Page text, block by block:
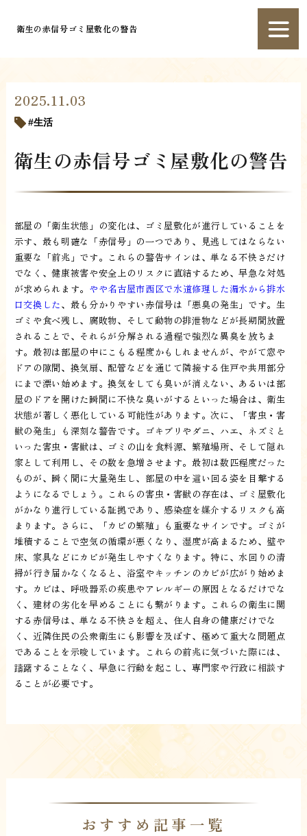
衛生の赤信号ゴミ屋敷化の警告
2025.11.03
生活
衛生の赤信号ゴミ屋敷化の警告
部屋の「衛生状態」の変化は、ゴミ屋敷化が進行していることを
示す、最も明確な「赤信号」の一つであり、見逃してはならない
重要な「前兆」です。これらの警告サインは、単なる不快さだけ
でなく、健康被害や安全上のリスクに直結するため、早急な対処
が求められます。 やや名古屋市西区で水道修理した漏水から排水
口交換した、最も分かりやすい赤信号は「悪臭の発生」です。生
ゴミや食べ残し、腐敗物、そして動物の排泄物などが長期間放置
されることで、それらが分解される過程で強烈な異臭を放ちま
す。最初は部屋の中にこもる程度かもしれませんが、やがて窓や
ドアの隙間、換気扇、配管などを通じて隣接する住戸や共用部分
にまで漂い始めます。換気をしても臭いが消えない、あるいは部
屋のドアを開けた瞬間に不快な臭いがするといった場合は、衛生
状態が著しく悪化している可能性があります。次に、「害虫・害
獣の発生」も深刻な警告です。ゴキブリやダニ、ハエ、ネズミと
いった害虫・害獣は、ゴミの山を食料源、繁殖場所、そして隠れ
家として利用し、その数を急増させます。最初は数匹程度だった
ものが、瞬く間に大量発生し、部屋の中を這い回る姿を目撃する
ようになるでしょう。これらの害虫・害獣の存在は、ゴミ屋敷化
がかなり進行している証拠であり、感染症を媒介するリスクも高
まります。さらに、「カビの繁殖」も重要なサインです。ゴミが
堆積することで空気の循環が悪くなり、湿度が高まるため、壁や
床、家具などにカビが発生しやすくなります。特に、水回りの清
掃が行き届かなくなると、浴室やキッチンのカビが広がり始めま
す。カビは、呼吸器系の疾患やアレルギーの原因となるだけでな
く、建材の劣化を早めることにも繋がります。これらの衛生に関
する赤信号は、単なる不快さを超え、住人自身の健康だけでな
く、近隣住民の公衆衛生にも影響を及ぼす、極めて重大な問題点
であることを示唆しています。これらの前兆に気づいた際には、
躊躇することなく、早急に行動を起こし、専門家や行政に相談す
ることが必要です。
おすすめ記事一覧